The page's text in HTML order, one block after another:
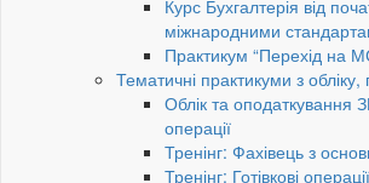
Курс Бухгалтерія від
міжнародними
Практикум “Перехід на
Тематичні практикуми з обліку,
Облік та оподаткування
операції
Тренінг: Фахівець з
Тренінг: Готівкові